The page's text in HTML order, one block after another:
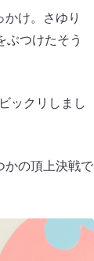
け。さゆり
ぶつけたそう
ックリしまし
かの頂上決戦で